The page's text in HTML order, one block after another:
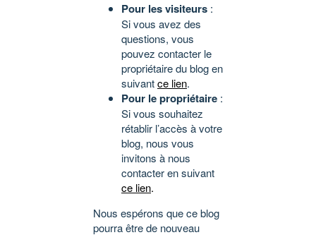
Pour les visiteurs :
Si vous avez des
questions, vous
pouvez contacter le
propriétaire du blog en
suivantce lien.
Pour le propriétaire :
Si vous souhaitez
rétablir l’accès à votre
blog, nous vous
invitons à nous
contacter en suivant
ce lien.
Nous espérons que ce blog
pourra être de nouveau